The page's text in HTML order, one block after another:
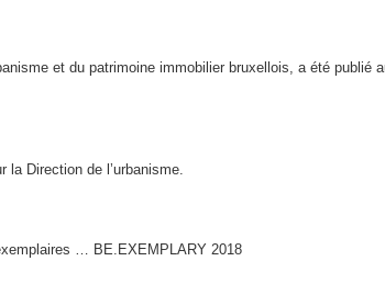
et du patrimoine immobilier bruxellois, a été publié
Direction de l’urbanisme.
… BE.EXEMPLARY 2018